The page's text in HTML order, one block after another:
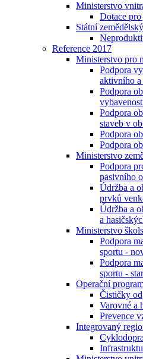
Ministerstvo
Dotace
Státní
Reference 2017
Ministerstvo pro
Podpora
aktivního
Podpora
Podpora
staveb v
Podpora
Podpora
Ministerstvo
Podpora
pasivního
Údržba a
prvků
Údržba a
a
Ministerstvo
Podpora
sportu -
Podpora
sportu -
Operační
Čističky
Varovné a
Prevence
Integrovaný